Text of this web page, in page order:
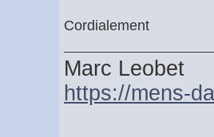
Cordialement
Marc Leobet
https://mens-